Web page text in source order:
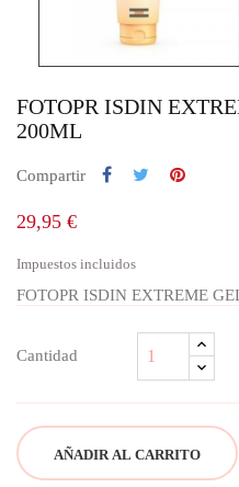
FOTOPR ISDIN
200ML
Compartir
29,95 €
Impuestos incluidos
FOTOPR ISDIN EXTREME
Cantidad
AÑADIR AL CARRITO